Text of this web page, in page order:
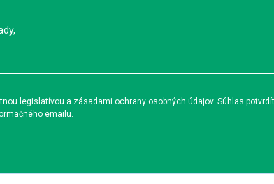
legislatívou a zásadami ochrany osobných údajov. Súhlas
emailu.